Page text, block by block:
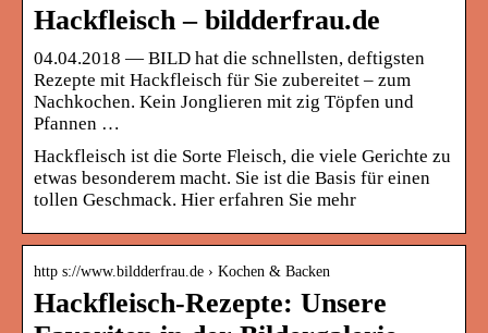
Hackfleisch – bildderfrau.de
04.04.2018 — BILD hat die schnellsten, deftigsten
Rezepte mit Hackfleisch für Sie zubereitet – zum
Nachkochen. Kein Jonglieren mit zig Töpfen und
Pfannen …
Hackfleisch ist die Sorte Fleisch, die viele Gerichte zu
etwas besonderem macht. Sie ist die Basis für einen
tollen Geschmack. Hier erfahren Sie mehr
http s://www.bildderfrau.de › Kochen & Backen
Hackfleisch-Rezepte: Unsere